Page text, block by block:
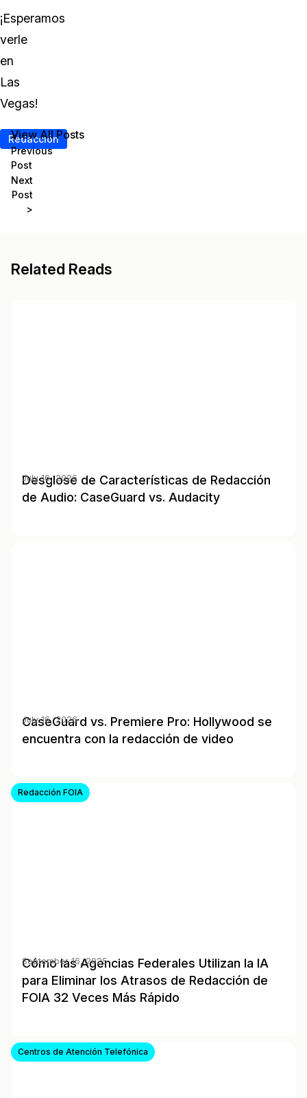
¡Esperamos
verle
en
Las
Vegas!
Redacción
<
Previous
Post
Next
Post
>
View All Posts
Related Reads
Desglose de Características de Redacción
de Audio: CaseGuard vs. Audacity
July 16, 2026
CaseGuard vs. Premiere Pro: Hollywood se
encuentra con la redacción de video
July 16, 2026
Redacción FOIA
Cómo las Agencias Federales Utilizan la IA
para Eliminar los Atrasos de Redacción de
FOIA 32 Veces Más Rápido
September 16, 2025
Centros de Atención Telefónica